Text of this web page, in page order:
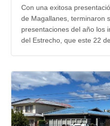
Con una exitosa
de Magallanes, terminaron
presentaciones del año los
del Estrecho, que este 22